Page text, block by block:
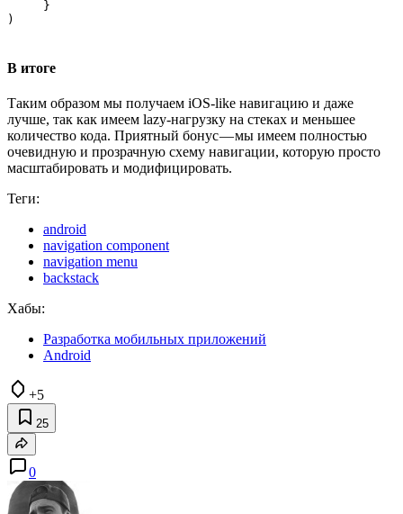
     }
)
В итоге
Таким образом мы получаем iOS-like навигацию и даже
лучше, так как имеем lazy-нагрузку на стеках и меньшее
количество кода. Приятный бонус — мы имеем полностью
очевидную и прозрачную схему навигации, которую просто
масштабировать и модифицировать.
Теги:
android
navigation component
navigation menu
backstack
Хабы:
Разработка мобильных приложений
Android
+5
25
0